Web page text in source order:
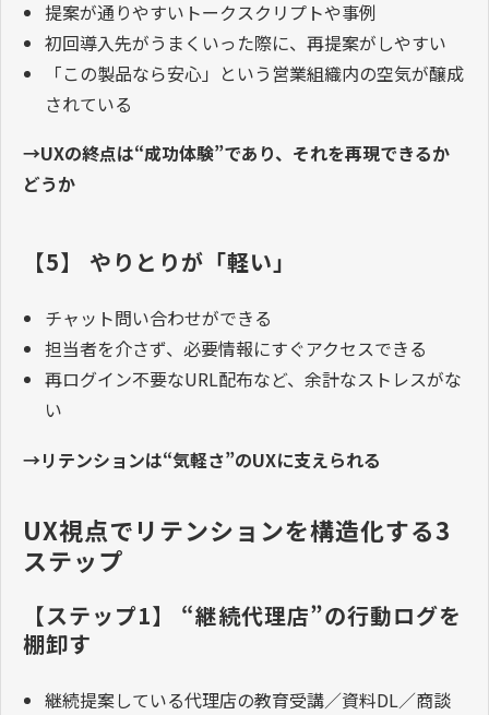
提案が通りやすいトークスクリプトや事例
初回導入先がうまくいった際に、再提案がしやすい
「この製品なら安心」という営業組織内の空気が醸成
されている
→UXの終点は“成功体験”であり、それを再現できるか
どうか
【5】 やりとりが「軽い」
チャット問い合わせができる
担当者を介さず、必要情報にすぐアクセスできる
再ログイン不要なURL配布など、余計なストレスがな
い
→リテンションは“気軽さ”のUXに支えられる
UX視点でリテンションを構造化する3
ステップ
【ステップ1】 “継続代理店”の行動ログを
棚卸す
継続提案している代理店の教育受講／資料DL／商談